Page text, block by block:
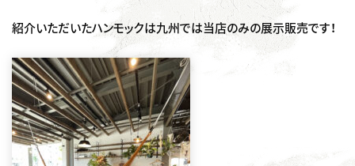
紹介いただいたハンモックは九州では当店のみの展示販売です！